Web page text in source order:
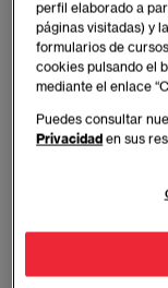
procesos y
datos.
formándote
liderazgo
enfoque en
perfil elaborado a
páginas visitadas) y
formularios de
cookies pulsando el
mediante el enlace
Puedes consultar
Privacidad en sus